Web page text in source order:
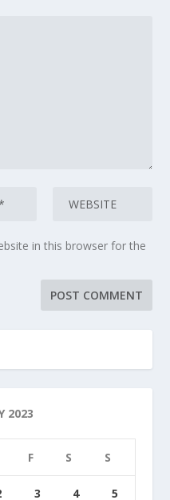
in this browser for the
2023
F S S
3 4 5